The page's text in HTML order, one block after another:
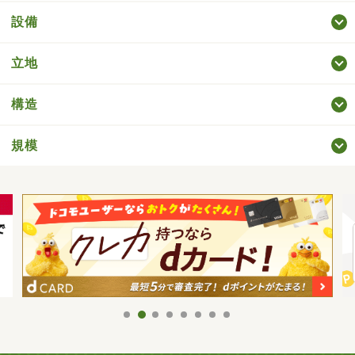
設備
立地
構造
規模